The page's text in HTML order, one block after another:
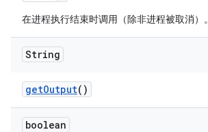
在进程执行结束时调用（除非进程被取消）。
String
getOutput()
boolean